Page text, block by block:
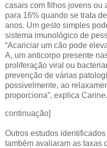
casais com filhos jovens ou
para 16% quando se trata
anos. Um gesto simples
sistema imunológico de
“Acariciar um cão pode
A, um anticorpo presente
proliferação viral ou
prevenção de várias
possivelmente, ao
proporciona”, explica Carine.
continuação]
Outros estudos
também avaliaram as taxas